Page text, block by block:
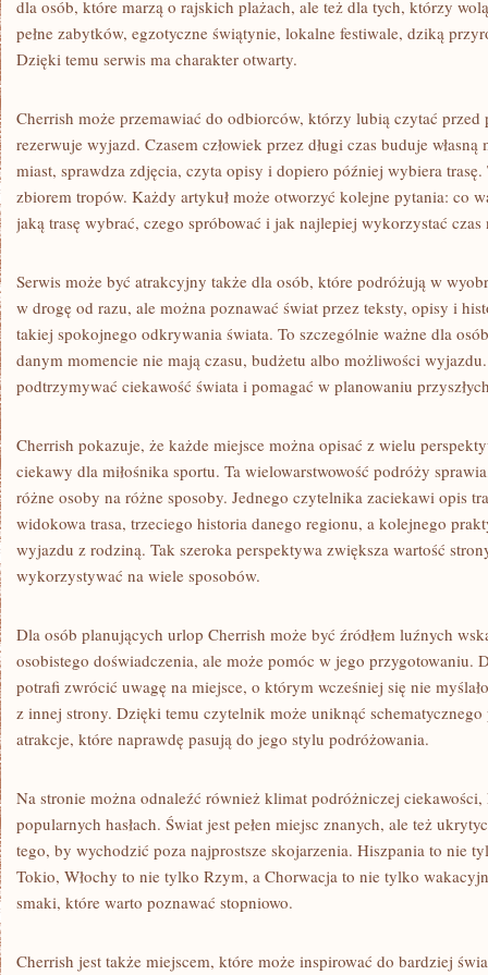
dla osób, które marzą o rajskich plażach, ale też dla tych, którzy
pełne zabytków, egzotyczne świątynie, lokalne festiwale, dziką
Dzięki temu serwis ma charakter otwarty.
Cherrish może przemawiać do odbiorców, którzy lubią czytać
rezerwuje wyjazd. Czasem człowiek przez długi czas buduje
miast, sprawdza zdjęcia, czyta opisy i dopiero później wybiera
zbiorem tropów. Każdy artykuł może otworzyć kolejne pytania: co
jaką trasę wybrać, czego spróbować i jak najlepiej wykorzystać czas
Serwis może być atrakcyjny także dla osób, które podróżują w
w drogę od razu, ale można poznawać świat przez teksty, opisy i
takiej spokojnego odkrywania świata. To szczególnie ważne dla
danym momencie nie mają czasu, budżetu albo możliwości
podtrzymywać ciekawość świata i pomagać w planowaniu
Cherrish pokazuje, że każde miejsce można opisać z wielu
ciekawy dla miłośnika sportu. Ta wielowarstwowość podróży
różne osoby na różne sposoby. Jednego czytelnika zaciekawi opis
widokowa trasa, trzeciego historia danego regionu, a kolejnego
wyjazdu z rodziną. Tak szeroka perspektywa zwiększa wartość
wykorzystywać na wiele sposobów.
Dla osób planujących urlop Cherrish może być źródłem luźnych
osobistego doświadczenia, ale może pomóc w jego przygotowaniu.
potrafi zwrócić uwagę na miejsce, o którym wcześniej się nie
z innej strony. Dzięki temu czytelnik może uniknąć
atrakcje, które naprawdę pasują do jego stylu podróżowania.
Na stronie można odnaleźć również klimat podróżniczej
popularnych hasłach. Świat jest pełen miejsc znanych, ale też
tego, by wychodzić poza najprostsze skojarzenia. Hiszpania to nie
Tokio, Włochy to nie tylko Rzym, a Chorwacja to nie tylko
smaki, które warto poznawać stopniowo.
Cherrish jest także miejscem, które może inspirować do bardziej